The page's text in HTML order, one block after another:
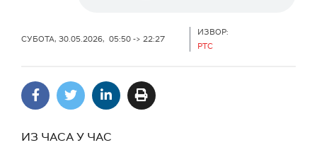
СУБОТА, 30.05.2026, 05:50 -> 22:27
ИЗВОР:
РТС
ИЗ ЧАСА У ЧАС